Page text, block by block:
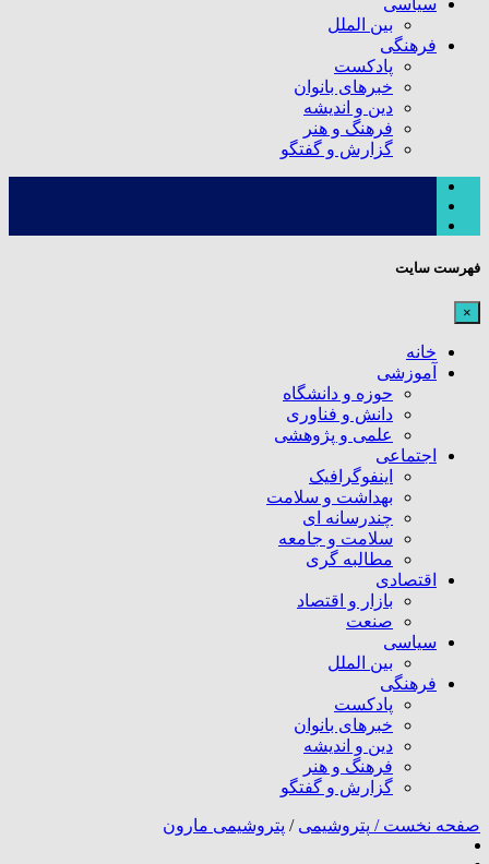
سیاسی
بین الملل
فرهنگی
پادکست
خبرهای بانوان
دین و اندیشه
فرهنگ و هنر
گزارش و گفتگو
فهرست سایت
×
خانه
آموزشی
حوزه و دانشگاه
دانش و فناوری
علمی و پژوهشی
اجتماعی
اینفوگرافیک
بهداشت و سلامت
چندرسانه ای
سلامت و جامعه
مطالبه گری
اقتصادی
بازار و اقتصاد
صنعت
سیاسی
بین الملل
فرهنگی
پادکست
خبرهای بانوان
دین و اندیشه
فرهنگ و هنر
گزارش و گفتگو
صفحه نخست / پتروشیمی / پتروشیمی مارون